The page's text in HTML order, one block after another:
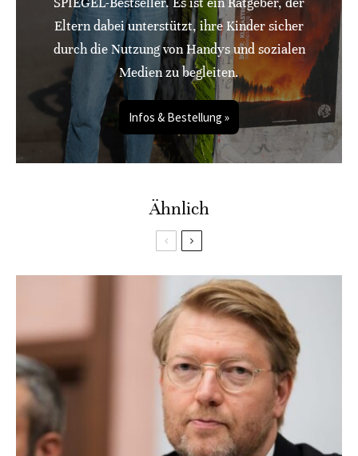
Eltern dabei unterstützt, ihre Kinder sicher
durch die Nutzung von Handys und sozialen
Medien zu begleiten.
Infos & Bestellung »
Ähnlich